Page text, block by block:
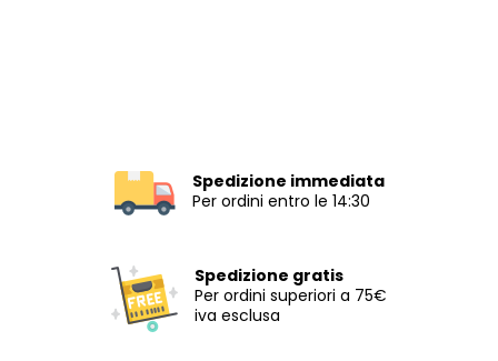
Spedizione immediata
Per ordini entro le 14:30
Spedizione gratis
Per ordini superiori a 75€
iva esclusa